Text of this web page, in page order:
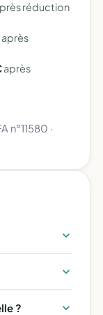
réduction
après
après
n°11580 ·
?